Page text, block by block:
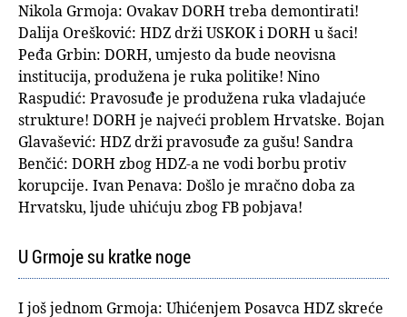
Nikola Grmoja: Ovakav DORH treba demontirati!
Dalija Orešković: HDZ drži USKOK i DORH u šaci!
Peđa Grbin: DORH, umjesto da bude neovisna
institucija, produžena je ruka politike! Nino
Raspudić: Pravosuđe je produžena ruka vladajuće
strukture! DORH je najveći problem Hrvatske. Bojan
Glavašević: HDZ drži pravosuđe za gušu! Sandra
Benčić: DORH zbog HDZ-a ne vodi borbu protiv
korupcije. Ivan Penava: Došlo je mračno doba za
Hrvatsku, ljude uhićuju zbog FB pobjava!
U Grmoje su kratke noge
I još jednom Grmoja: Uhićenjem Posavca HDZ skreće